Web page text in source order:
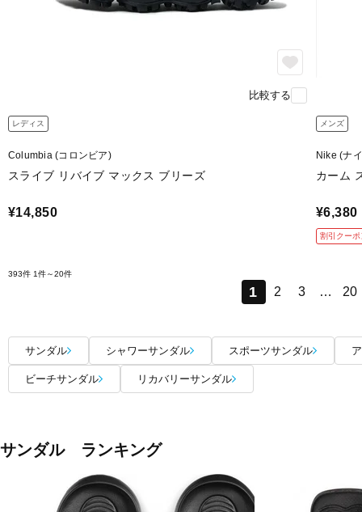
比較する
レディス
Columbia (コロンビア)
スライブ リバイブ マックス ブリーズ
¥14,850
メンズ
Nike (ナ
カーム
¥6,380
割引クーポ
393件 1件～20件
1 2 3 … 20
サンダル シャワーサンダル スポーツサンダル
ビーチサンダル リカバリーサンダル
サンダル ランキング